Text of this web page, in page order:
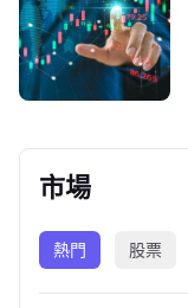
市場
熱門 股票